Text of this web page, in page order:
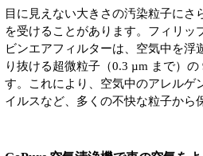
目に見えない大きさの汚染粒子にさ
を受けることがあります。フィリッ
ビンエアフィルターは、空気中を浮
り抜ける超微粒子（0.3 µm まで）
す。これにより、空気中のアレルゲ
イルスなど、多くの不快な粒子から